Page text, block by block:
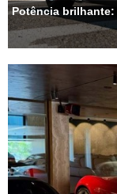
Potência brilhante: